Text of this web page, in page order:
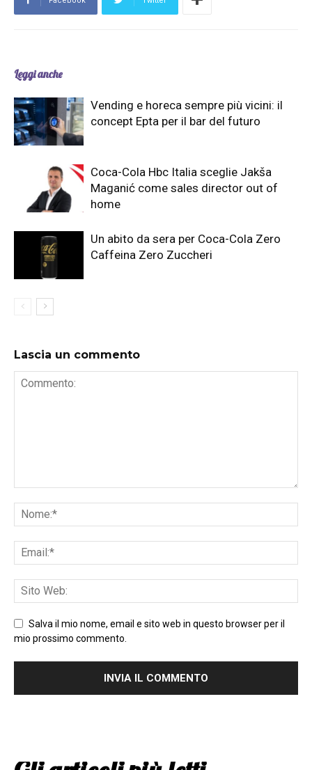
Leggi anche
Vending e horeca sempre più vicini: il
concept Epta per il bar del futuro
Coca-Cola Hbc Italia sceglie Jakša
Maganić come sales director out of
home
Un abito da sera per Coca-Cola Zero
Caffeina Zero Zuccheri
Lascia un commento
Salva il mio nome, email e sito web in questo browser per il
mio prossimo commento.